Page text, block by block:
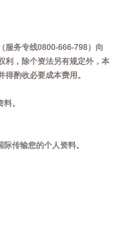
服务专线0800-666-798）向
利，除个资法另有规定外，本
酌收必要成本费用。
。
传输您的个人资料。